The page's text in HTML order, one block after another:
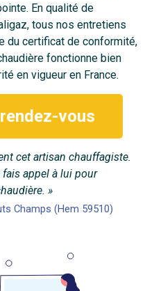
En qualité de
tous nos entretiens
du certificat de conformité,
fonctionne bien
en vigueur en France.
vous
cet artisan chauffagiste.
appel à lui pour
»
Champs (Hem 59510)